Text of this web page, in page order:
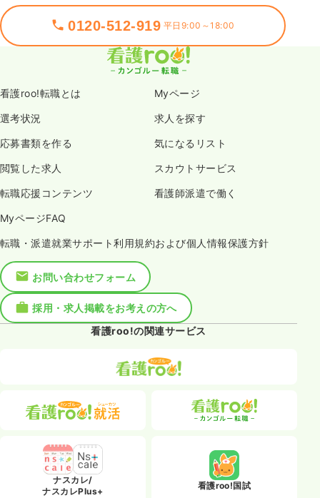
0120-512-919 平日9:00～18:00
看護roo!転職とは Myページ
選考状況 求人を探す
応募書類を作る 気になるリスト
閲覧した求人 スカウトサービス
転職応援コンテンツ 看護師派遣で働く
MyページFAQ
転職・派遣就業サポート利用規約および個人情報保護方針
お問い合わせフォーム
採用・求人掲載をお考えの方へ
看護roo!の関連サービス
ナスカレ/
ナスカレPlus+
看護roo!国試